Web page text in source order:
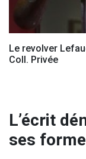
Le revolver
Coll. Privée
L’écrit
ses